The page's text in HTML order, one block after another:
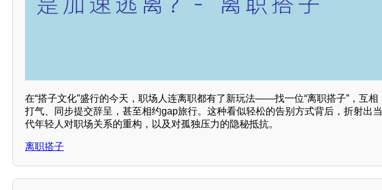
在“搭子文化”盛行的今天，职场人连离职都有了新玩法——找一位“离职搭子”，互相
打气、同步提交辞呈，甚至相约gap旅行。这种看似轻松的告别方式背后，折射出当
代年轻人对职场关系的重构，以及对孤独压力的隐秘抵抗。
离职搭子